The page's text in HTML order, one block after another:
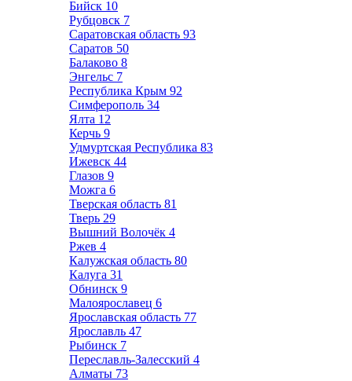
Бийск 10
Рубцовск 7
Саратовская область 93
Саратов 50
Балаково 8
Энгельс 7
Республика Крым 92
Симферополь 34
Ялта 12
Керчь 9
Удмуртская Республика 83
Ижевск 44
Глазов 9
Можга 6
Тверская область 81
Тверь 29
Вышний Волочёк 4
Ржев 4
Калужская область 80
Калуга 31
Обнинск 9
Малоярославец 6
Ярославская область 77
Ярославль 47
Рыбинск 7
Переславль-Залесский 4
Алматы 73